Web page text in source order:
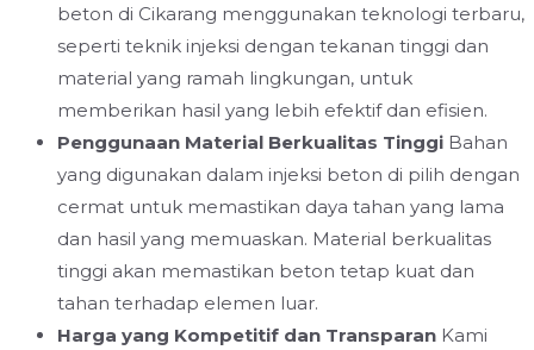
beton di Cikarang menggunakan teknologi terbaru,
seperti teknik injeksi dengan tekanan tinggi dan
material yang ramah lingkungan, untuk
memberikan hasil yang lebih efektif dan efisien.
Penggunaan Material Berkualitas Tinggi Bahan
yang digunakan dalam injeksi beton di pilih dengan
cermat untuk memastikan daya tahan yang lama
dan hasil yang memuaskan. Material berkualitas
tinggi akan memastikan beton tetap kuat dan
tahan terhadap elemen luar.
Harga yang Kompetitif dan Transparan Kami